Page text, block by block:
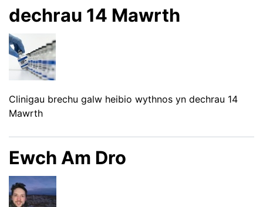
dechrau 14 Mawrth
Clinigau brechu galw heibio wythnos yn dechrau 14
Mawrth
Ewch Am Dro